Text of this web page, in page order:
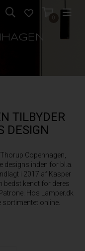
TILBYDER
DESIGN
Copenhagen,
designs inden for bl.a.
i 2017 af Kasper
bedst kendt for deres
Hos Lamper.dk
sortimentet online.